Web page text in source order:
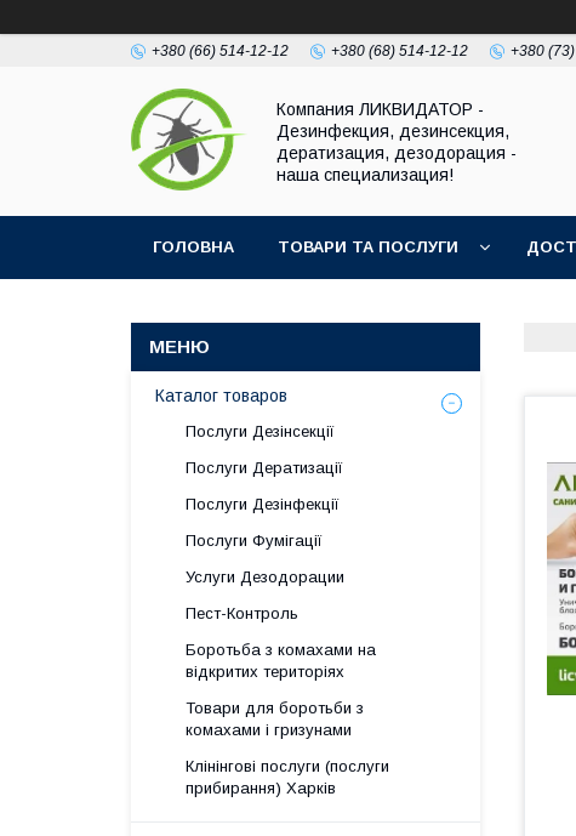
+380 (66) 514-12-12 +380 (68) 514-12-12 +380
Компания ЛИКВИДАТОР -
Дезинфекция, дезинсекция,
дератизация, дезодорация -
наша специализация!
ГОЛОВНА ТОВАРИ ТА ПОСЛУГИ
Каталог товаров
Послуги Дезінсекції
Послуги Дератизації
Послуги Дезінфекції
Послуги Фумігації
Услуги Дезодорации
Пест-Контроль
Боротьба з комахами на
відкритих територіях
Товари для боротьби з
комахами і гризунами
Клінінгові послуги (послуги
прибирання) Харків